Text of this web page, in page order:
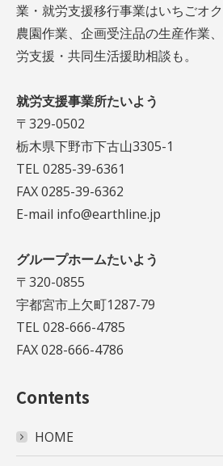
業・就労支援移行事業はいちごオ
農園作業、企画受注品の生産作業
労支援・共同生活援助相談も。
就労支援事業所たいよう
〒329-0502
栃木県下野市下古山3305-1
TEL 0285-39-6361
FAX 0285-39-6362
E-mail info@earthline.jp
グループホームたいよう
〒320-0855
宇都宮市上欠町1287-79
TEL 028-666-4785
FAX 028-666-4786
Contents
HOME